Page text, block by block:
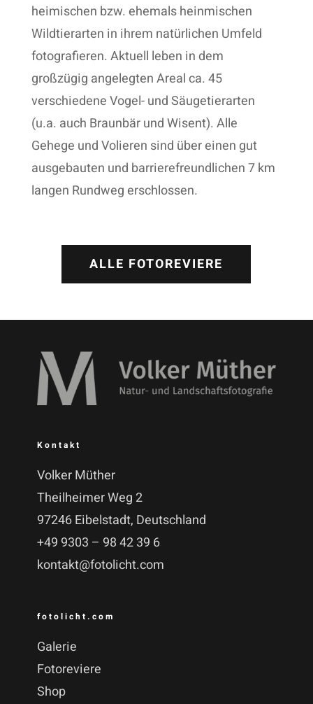
heimischen bzw. ehemals heinmischen
Wildtierarten in ihrem natürlichen Umfeld
fotografieren. Aktuell leben in dem
großzügig angelegten Areal ca. 45
verschiedene Vogel- und Säugetierarten
(u.a. auch Braunbär und Wisent). Alle
Gehege und Volieren sind über einen gut
ausgebauten und barrierefreundlichen 7 km
langen Rundweg erschlossen.
ALLE FOTOREVIERE
Kontakt
Volker Müther
Theilheimer Weg 2
97246 Eibelstadt, Deutschland
+49 9303 – 98 42 39 6
kontakt@fotolicht.com
fotolicht.com
Galerie
Fotoreviere
Shop